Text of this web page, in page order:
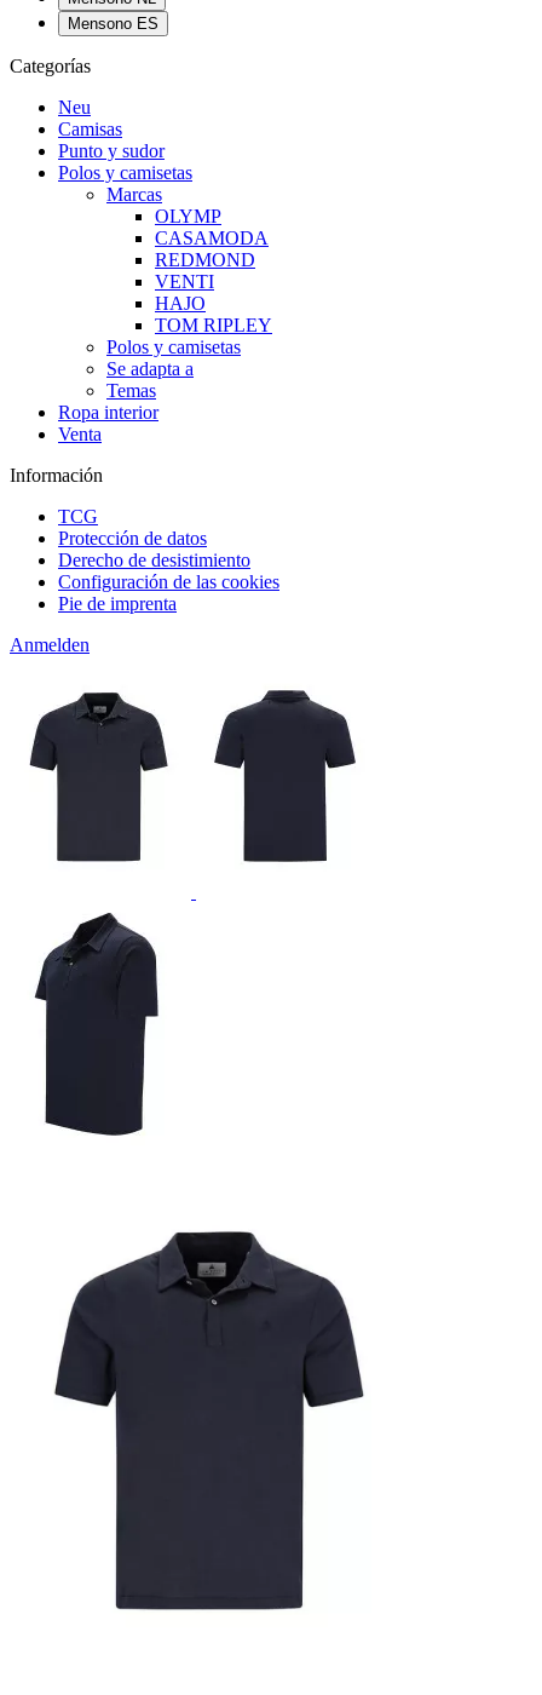
Mensono ES
Categorías
Neu
Camisas
Punto y sudor
Polos y camisetas
Marcas
OLYMP
CASAMODA
REDMOND
VENTI
HAJO
TOM RIPLEY
Polos y camisetas
Se adapta a
Temas
Ropa interior
Venta
Información
TCG
Protección de datos
Derecho de desistimiento
Configuración de las cookies
Pie de imprenta
Anmelden